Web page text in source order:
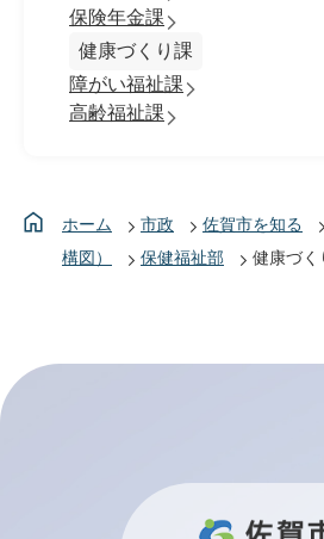
保険年金課
健康づくり課
障がい福祉課
高齢福祉課
ホーム 市政 佐賀市を知る
構図）
保健福祉部 健康づく